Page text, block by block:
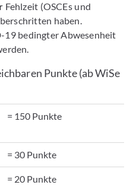
Fehlzeit (OSCEs und
haben.
19 bedingter Abwesenheit
Punkte (ab WiSe
= 150 Punkte
= 30 Punkte
= 20 Punkte